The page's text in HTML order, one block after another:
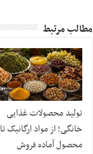
مطالب مرتبط
تولید محصولات غذایی
خانگی؛ از مواد ارگانیک تا
محصول آماده فروش